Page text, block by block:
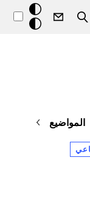
Search
خلفيّة
داكنة
المواضيع